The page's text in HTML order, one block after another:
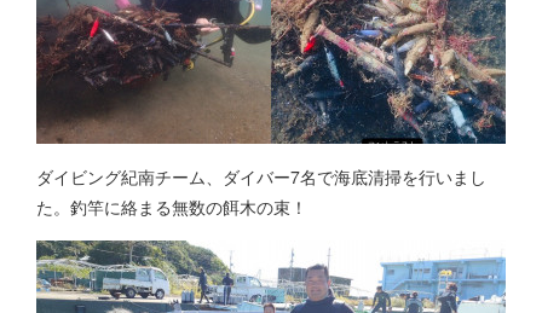
ダイビング紀南チーム、ダイバー7名で海底清掃を行いまし
た。釣竿に絡まる無数の餌木の束！